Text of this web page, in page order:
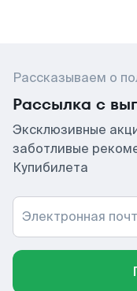
Рассказываем о
Рассылка с
Эксклюзивные
заботливые
Купибилета
Электронная